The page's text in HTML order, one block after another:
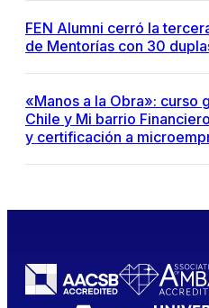
FEN Alumni cerró la
de Mentorías con 30
«Manos a la Obra»: curso
Chile y Mi barrio
y certificación a